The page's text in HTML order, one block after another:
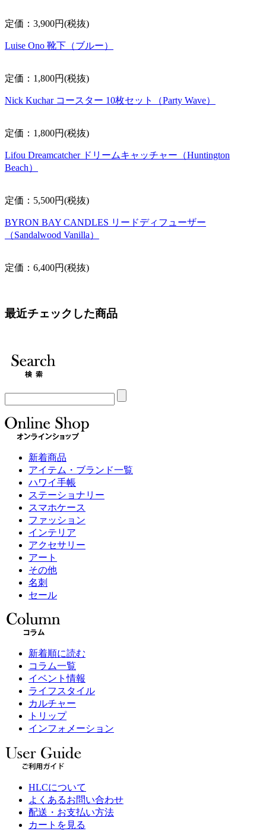
定価：3,900円(税抜)
Luise Ono 靴下（ブルー）
定価：1,800円(税抜)
Nick Kuchar コースター 10枚セット（Party Wave）
定価：1,800円(税抜)
Lifou Dreamcatcher ドリームキャッチャー（Huntington
Beach）
定価：5,500円(税抜)
BYRON BAY CANDLES リードディフューザー
（Sandalwood Vanilla）
定価：6,400円(税抜)
最近チェックした商品
新着商品
アイテム・ブランド一覧
ハワイ手帳
ステーショナリー
スマホケース
ファッション
インテリア
アクセサリー
アート
その他
名刺
セール
新着順に読む
コラム一覧
イベント情報
ライフスタイル
カルチャー
トリップ
インフォメーション
HLCについて
よくあるお問い合わせ
配送・お支払い方法
カートを見る